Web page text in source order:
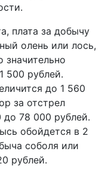
плата за добычу
олень или лось,
значительно
500 рублей.
до 1 560
за отстрел
78 000 рублей.
обойдется в 2
соболя или
рублей.